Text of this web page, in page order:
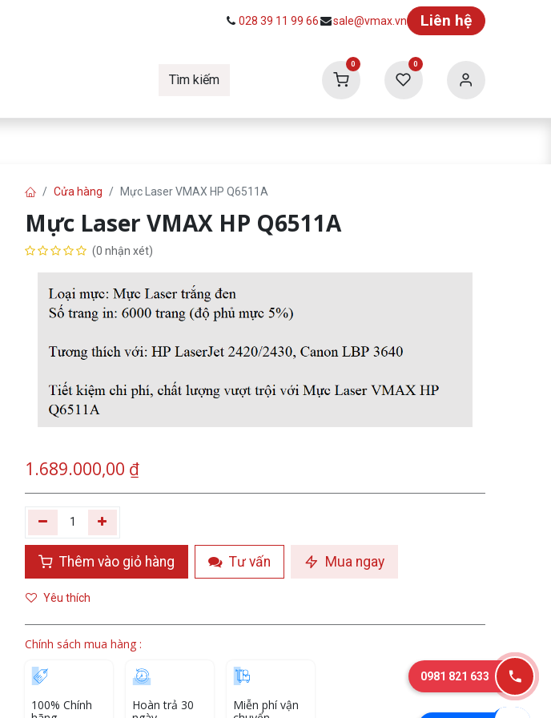
028 39 11 99 66 sale@vmax.vn Liên hệ
Tìm kiếm
0 0
Cửa hàng Mực Laser VMAX HP Q6511A
Mực Laser VMAX HP Q6511A
(0 nhận xét)
1.689.000,00 ₫
Thêm vào giỏ hàng Tư vấn Mua ngay
Yêu thích
Chính sách mua hàng :
100% Chính
Hoàn trả 30
Miễn phí vận
0981 821 633